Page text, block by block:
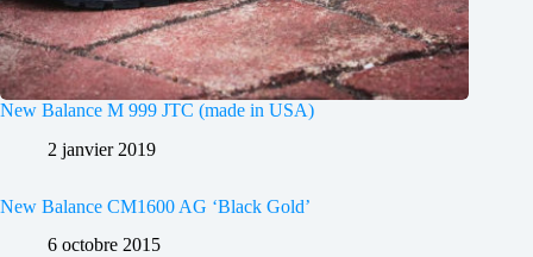
New Balance M 999 JTC (made in USA)
2 janvier 2019
New Balance CM1600 AG ‘Black Gold’
6 octobre 2015